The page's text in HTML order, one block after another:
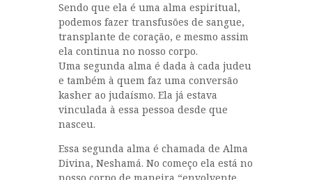
Sendo que ela é uma alma espiritual,
podemos fazer transfusões de sangue,
transplante de coração, e mesmo assim
ela continua no nosso corpo.
Uma segunda alma é dada à cada judeu
e também à quem faz uma conversão
kasher ao judaísmo. Ela já estava
vinculada à essa pessoa desde que
nasceu.
Essa segunda alma é chamada de Alma
Divina, Neshamá. No começo ela está no